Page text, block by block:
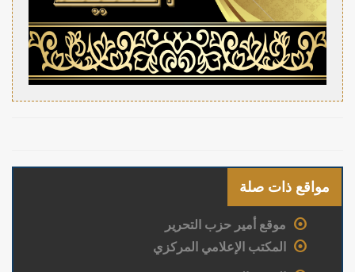
مواقع ذات صلة
موقع أمير حزب التحرير
المكتب الإعلامي المركزي